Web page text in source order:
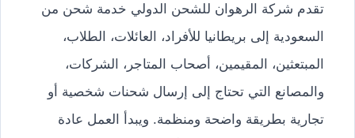
تقدم شركة الرهوان للشحن الدولي خدمة شحن من
السعودية إلى بريطانيا للأفراد، العائلات، الطلاب،
المبتعثين، المقيمين، أصحاب المتاجر، الشركات،
والمصانع التي تحتاج إلى إرسال شحنات شخصية أو
تجارية بطريقة واضحة ومنظمة. ويبدأ العمل عادة